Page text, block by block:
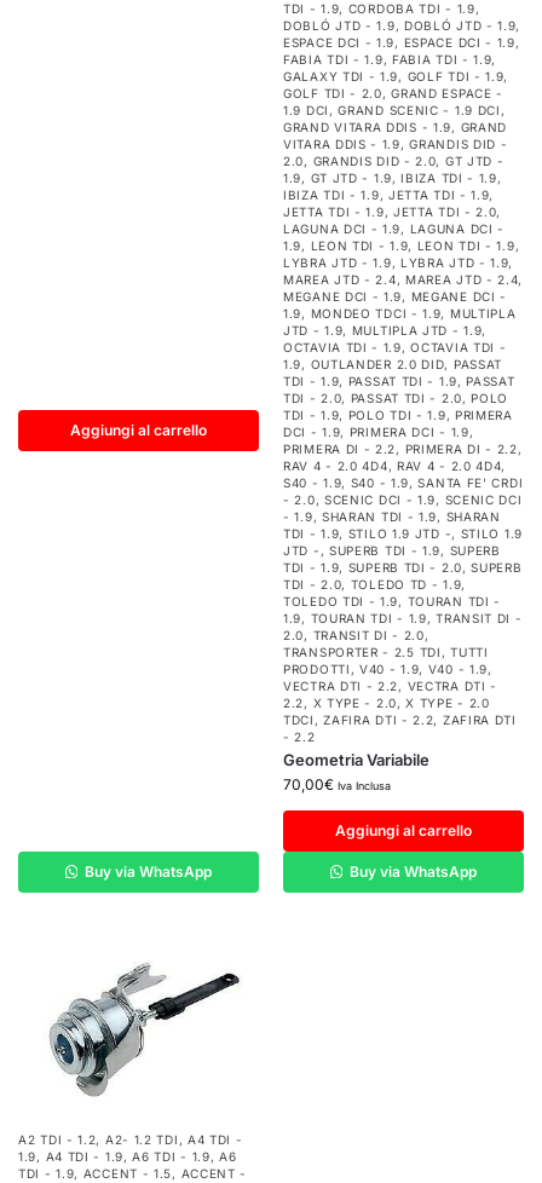
Aggiungi al carrello
Buy via WhatsApp
TDI - 1.9, CORDOBA TDI - 1.9,
DOBLÓ JTD - 1.9, DOBLÓ JTD - 1.9,
ESPACE DCI - 1.9, ESPACE DCI - 1.9,
FABIA TDI - 1.9, FABIA TDI - 1.9,
GALAXY TDI - 1.9, GOLF TDI - 1.9,
GOLF TDI - 2.0,GRAND ESPACE -
1.9 DCI ,GRAND SCENIC - 1.9 DCI ,
GRAND VITARA DDIS - 1.9, GRAND
VITARA DDIS - 1.9,GRANDIS DID -
2.0, GRANDIS DID - 2.0, GT JTD -
1.9, GT JTD - 1.9,IBIZA TDI - 1.9,
IBIZA TDI - 1.9, JETTA TDI - 1.9,
JETTA TDI - 1.9, JETTA TDI - 2.0,
LAGUNA DCI - 1.9, LAGUNA DCI -
1.9, LEON TDI - 1.9, LEON TDI - 1.9,
LYBRA JTD - 1.9, LYBRA JTD - 1.9,
MAREA JTD - 2.4, MAREA JTD - 2.4,
MEGANE DCI - 1.9, MEGANE DCI -
1.9, MONDEO TDCI - 1.9, MULTIPLA
JTD - 1.9, MULTIPLA JTD - 1.9,
OCTAVIA TDI - 1.9,OCTAVIA TDI -
1.9, OUTLANDER 2.0 DID, PASSAT
TDI - 1.9, PASSAT TDI - 1.9,PASSAT
TDI - 2.0, PASSAT TDI - 2.0,POLO
TDI - 1.9, POLO TDI - 1.9, PRIMERA
DCI - 1.9, PRIMERA DCI - 1.9,
PRIMERA DI - 2.2, PRIMERA DI - 2.2,
RAV 4 - 2.0 4D4, RAV 4 - 2.0 4D4,
S40 - 1.9, S40 - 1.9,SANTA FE' CRDI
- 2.0, SCENIC DCI - 1.9, SCENIC DCI
- 1.9, SHARAN TDI - 1.9, SHARAN
TDI - 1.9, STILO 1.9 JTD -, STILO 1.9
JTD - , SUPERB TDI - 1.9, SUPERB
TDI - 1.9, SUPERB TDI - 2.0,SUPERB
TDI - 2.0, TOLEDO TD - 1.9,
TOLEDO TDI - 1.9, TOURAN TDI -
1.9, TOURAN TDI - 1.9,TRANSIT DI -
2.0, TRANSIT DI - 2.0,
TRANSPORTER - 2.5 TDI ,TUTTI
PRODOTTI ,V40 - 1.9, V40 - 1.9,
VECTRA DTI - 2.2, VECTRA DTI -
2.2, X TYPE - 2.0,X TYPE - 2.0
TDCI ,ZAFIRA DTI - 2.2, ZAFIRA DTI
- 2.2
Geometria Variabile
70,00€ Iva Inclusa
Aggiungi al carrello
Buy via WhatsApp
A2 TDI - 1.2, A2- 1.2 TDI , A4 TDI -
1.9, A4 TDI - 1.9,A6 TDI - 1.9,A6
TDI - 1.9, ACCENT - 1.5, ACCENT -